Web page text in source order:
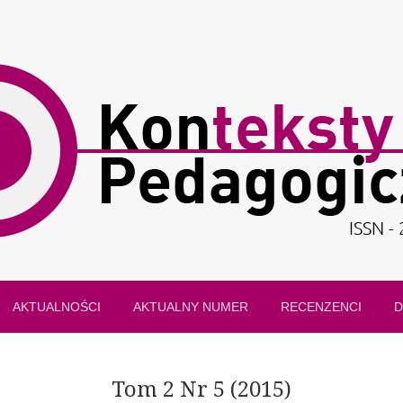
AKTUALNOŚCI AKTUALNY NUMER RECENZENCI
Tom 2 Nr 5 (2015)